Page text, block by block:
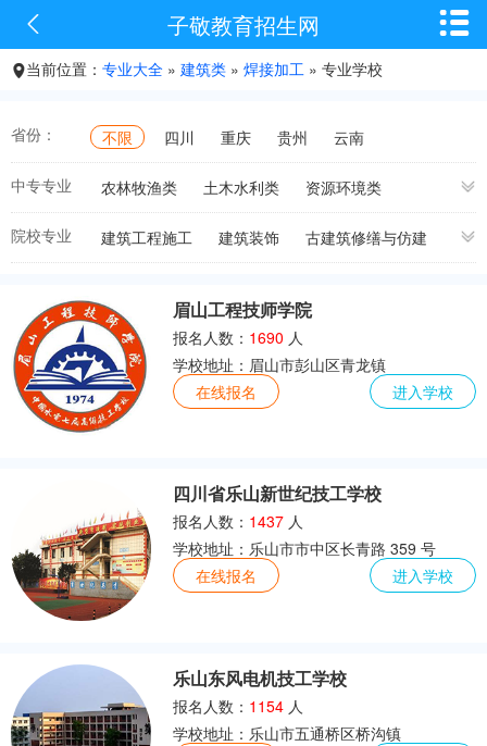
 子敬教育招生网 
当前位置： 专业大全 » 建筑类 » 焊接加工 » 专业学校
省份： 不限 四川 重庆 贵州 云南
中专专业 农林牧渔类 土木水利类
资源环境类
能源与新能源类
加工制造类
石油化工类
轻纺食品类
交通运输
电子信息类
医药卫生类
休闲保健类
财经商贸类
教育类
司法服务类
公共管理与服务类
高铁铁路类
幼儿师范类
设计类
机电机械类 厨师烹饪类
航空类
计算机类
院校专业 建筑工程施工 建筑装饰
古建筑修缮与仿建
工程造价
建筑设备安装
建筑表现
建筑工程技术
建筑经济管理
建筑装饰工程技术
建筑钢结构工程技术
建筑电气工程技术
城乡规划
建设工程管理
建筑工程施工
建筑智能化工程技术
焊接加工
建筑测量
公路施工与养护
建筑装潢 土木工程
眉山工程技师学院
报名人数： 1690 人
学校地址：眉山市彭山区青龙镇
在线报名
进入学校
四川省乐山新世纪技工学校
报名人数： 1437 人
学校地址：乐山市市中区长青路 359 号
在线报名
进入学校
乐山东风电机技工学校
报名人数： 1154 人
学校地址：乐山市五通桥区桥沟镇